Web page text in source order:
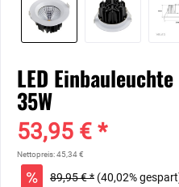
LED
35W
53,95 € *
Nettopreis: 45,34 €
89,95 € * (40,02%